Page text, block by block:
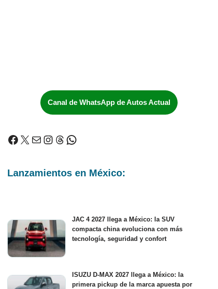
Canal de WhatsApp de Autos Actual
Lanzamientos en México:
JAC 4 2027 llega a México: la SUV
compacta china evoluciona con más
tecnología, seguridad y confort
ISUZU D-MAX 2027 llega a México: la
primera pickup de la marca apuesta por